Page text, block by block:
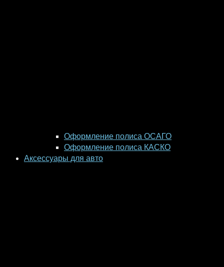
Оформление полиса ОСАГО
Оформление полиса КАСКО
Аксессуары для авто